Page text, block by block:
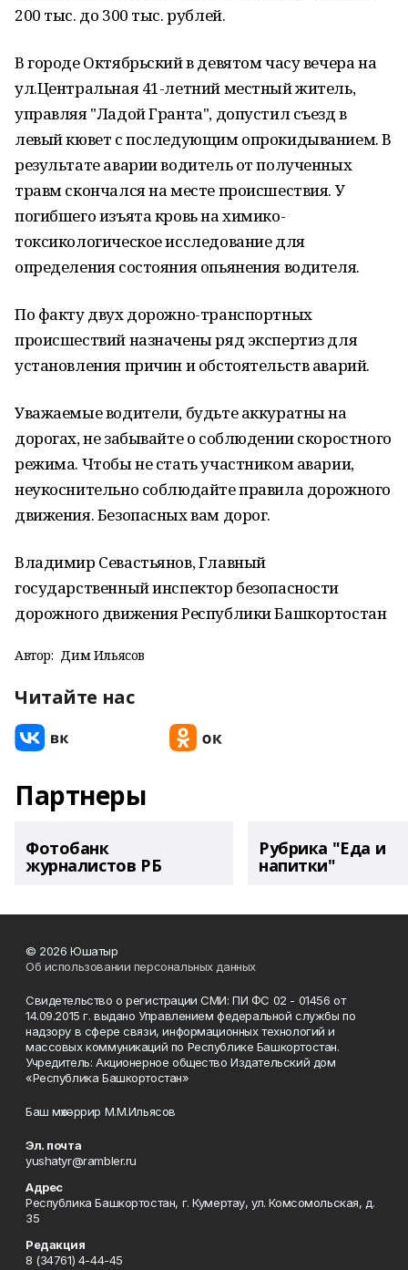
200 тыс. до 300 тыс. рублей.
В городе Октябрьский в девятом часу вечера на
ул.Центральная 41-летний местный житель,
управляя "Ладой Гранта", допустил съезд в
левый кювет с последующим опрокидыванием. В
результате аварии водитель от полученных
травм скончался на месте происшествия. У
погибшего изъята кровь на химико-
токсикологическое исследование для
определения состояния опьянения водителя.
По факту двух дорожно-транспортных
происшествий назначены ряд экспертиз для
установления причин и обстоятельств аварий.
Уважаемые водители, будьте аккуратны на
дорогах, не забывайте о соблюдении скоростного
режима. Чтобы не стать участником аварии,
неукоснительно соблюдайте правила дорожного
движения. Безопасных вам дорог.
Владимир Севастьянов, Главный
государственный инспектор безопасности
дорожного движения Республики Башкортостан
Автор: Дим Ильясов
Читайте нас
Партнеры
Фотобанк
журналистов РБ
Рубрика "Еда и
напитки"
© 2026 Юшатыр
Об использовании персональных данных
Свидетельство о регистрации СМИ: ПИ ФС 02 - 01456 от
14.09.2015 г. выдано Управлением федеральной службы по
надзору в сфере связи, информационных технологий и
массовых коммуникаций по Республике Башкортостан.
Учредитель: Акционерное общество Издательский дом
«Республика Башкортостан»
Баш мөхәррир М.М.Ильясов
Эл. почта
yushatyr@rambler.ru
Адрес
Республика Башкортостан, г. Кумертау, ул. Комсомольская, д.
35
Редакция
8 (34761) 4-44-45